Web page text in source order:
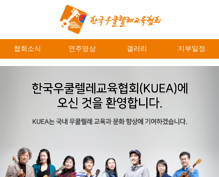
협회소식 연주영상 갤러리 지부일정